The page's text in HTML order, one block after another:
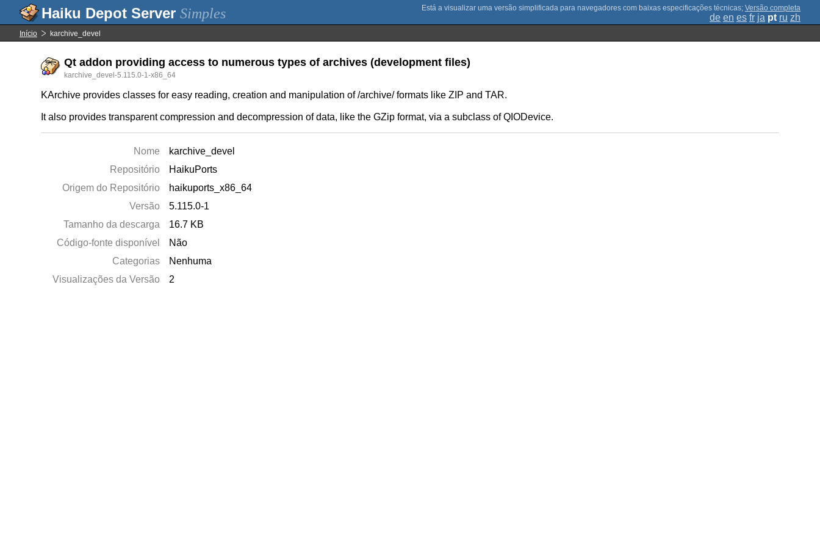
Simples ; Versão completa
de en es fr ja pt ru zh
Início karchive_devel
Qt addon providing access to numerous types of archives (development files)
karchive_devel-5.115.0-1-x86_64
KArchive provides classes for easy reading, creation and manipulation of /archive/ formats like ZIP and TAR.
It also provides transparent compression and decompression of data, like the GZip format, via a subclass of QIODevice.
Nome
karchive_devel
Repositório
HaikuPorts
Origem do Repositório
haikuports_x86_64
Versão
5.115.0-1
Tamanho da descarga
16.7 KB
Código-fonte disponível
Não
Categorias
Nenhuma
Visualizações da Versão
2